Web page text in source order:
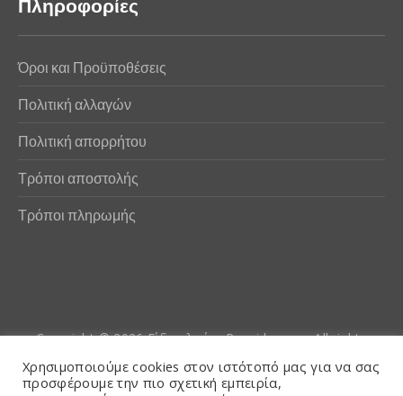
Πληροφορίες
Όροι και Προϋποθέσεις
Πολιτική αλλαγών
Πολιτική απορρήτου
Τρόποι αποστολής
Τρόποι πληρωμής
Copyright © 2026Είδη αλιείας Poseidwnn.gr. All rights
reserved. Powered by
PlexusCore
Χρησιμοποιούμε cookies στον ιστότοπό μας για να σας
προσφέρουμε την πιο σχετική εμπειρία,